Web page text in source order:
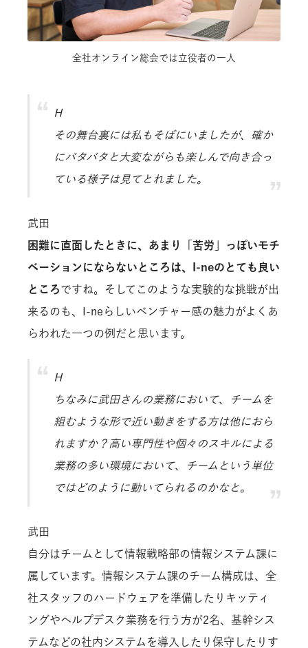
全社オンライン総会では立役者の一人
H
その舞台裏には私もそばにいましたが、確か
にバタバタと大変ながらも楽しんで向き合っ
ている様子は見てとれました。
武田
困難に直面したときに、あまり「苦労」っぽいモチ
ベーションにならないところは、I-neのとても良い
ところですね。そしてこのような実験的な挑戦が出
来るのも、I-neらしいベンチャー感の魅力がよくあ
らわれた一つの例だと思います。
H
ちなみに武田さんの業務において、チームを
組むような形で近い動きをする方は他におら
れますか？高い専門性や個々のスキルによる
業務の多い環境において、チームという単位
ではどのように動いてられるのかなと。
武田
自分はチームとして情報戦略部の情報システム課に
属しています。情報システム課のチーム構成は、全
社スタッフのハードウェアを準備したりキッティ
ングやヘルプデスク業務を行う方が2名、基幹シス
テムなどの社内システムを導入したり保守したりす